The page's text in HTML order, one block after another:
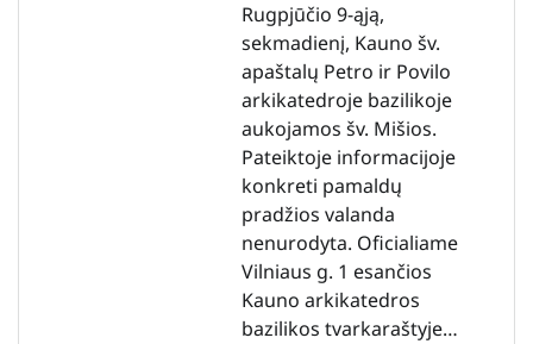
Rugpjūčio 9-ąją,
sekmadienį, Kauno šv.
apaštalų Petro ir Povilo
arkikatedroje bazilikoje
aukojamos šv. Mišios.
Pateiktoje informacijoje
konkreti pamaldų
pradžios valanda
nenurodyta. Oficialiame
Vilniaus g. 1 esančios
Kauno arkikatedros
bazilikos tvarkaraštyje…